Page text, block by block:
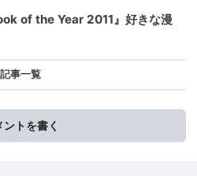
of the Year 2011』好きな漫
記事一覧
ントを書く